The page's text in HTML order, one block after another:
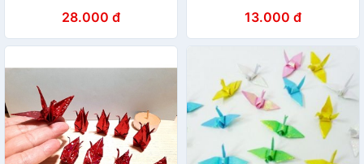
hình, giấy gấp hạc 2 mặt để
gấp giấy
28.000 đ 13.000 đ